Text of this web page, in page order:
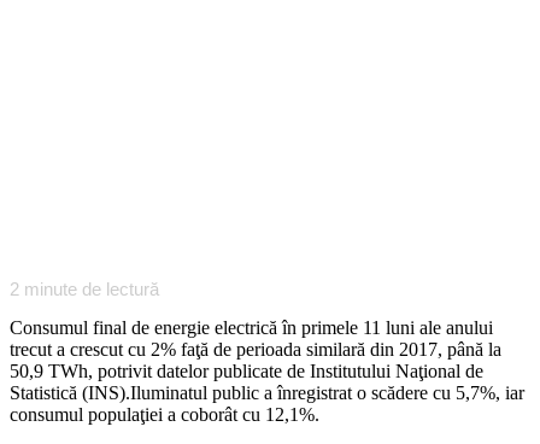
2 minute de lectură
Consumul final de energie electrică în primele 11 luni ale anului
trecut a crescut cu 2% faţă de perioada similară din 2017, până la
50,9 TWh, potrivit datelor publicate de Institutului Naţional de
Statistică (INS).Iluminatul public a înregistrat o scădere cu 5,7%, iar
consumul populaţiei a coborât cu 12,1%.